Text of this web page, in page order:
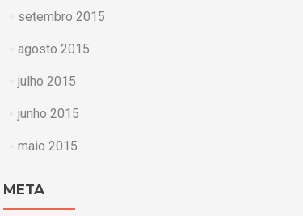
setembro 2015
agosto 2015
julho 2015
junho 2015
maio 2015
META